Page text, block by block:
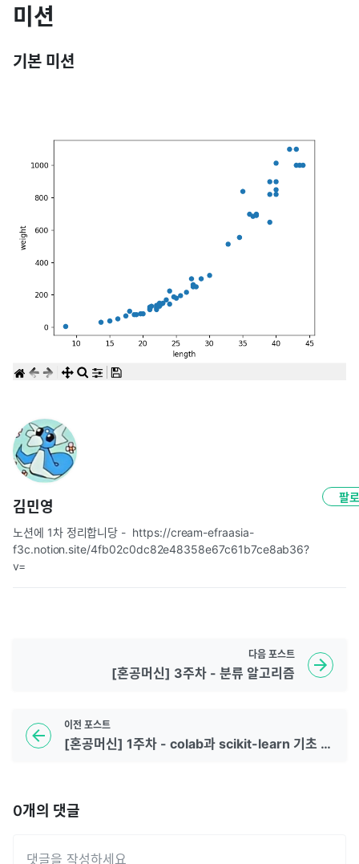
미션
기본 미션
김민영
노션에 1차 정리합니당 -  https://cream-efraasia-
f3c.notion.site/4fb02c0dc82e48358e67c61b7ce8ab36?
v=
팔
이전 포스트
[혼공머신] 1주차 - colab과 scikit-learn 기초 활용
다음 포스트
[혼공머신] 3주차 - 분류 알고리즘
0개의 댓글